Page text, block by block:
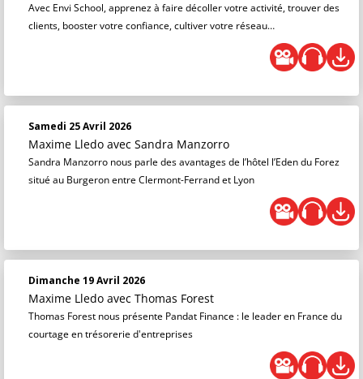
Avec Envi School, apprenez à faire décoller votre activité, trouver des
clients, booster votre confiance, cultiver votre réseau…
Samedi 25 Avril 2026
Maxime Lledo avec Sandra Manzorro
Sandra Manzorro nous parle des avantages de l’hôtel l’Eden du Forez
situé au Burgeron entre Clermont-Ferrand et Lyon
Dimanche 19 Avril 2026
Maxime Lledo avec Thomas Forest
Thomas Forest nous présente Pandat Finance : le leader en France du
courtage en trésorerie d'entreprises